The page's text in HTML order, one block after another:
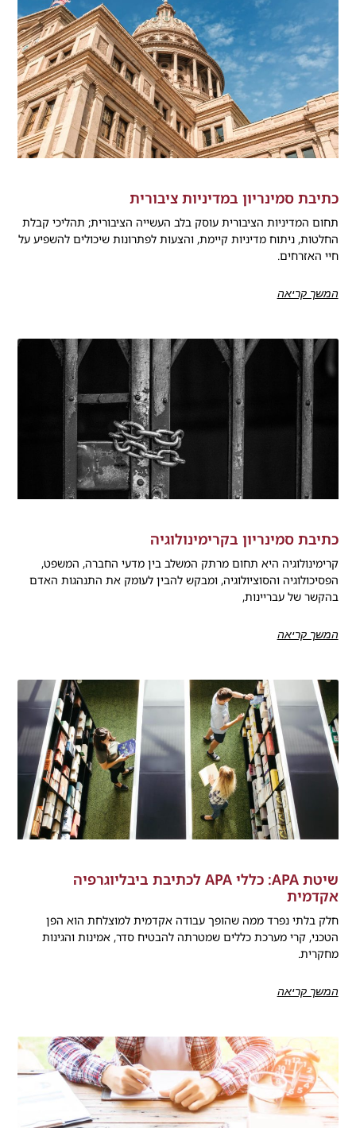
כתיבת סמינריון במדיניות ציבורית
תחום המדיניות הציבורית עוסק בלב העשייה הציבורית; תהליכי קבלת
החלטות, ניתוח מדיניות קיימת, והצעות לפתרונות שיכולים להשפיע על
חיי האזרחים.
המשך קריאה
כתיבת סמינריון בקרימינולוגיה
קרימינולוגיה היא תחום מרתק המשלב בין מדעי החברה, המשפט,
הפסיכולוגיה והסוציולוגיה, ומבקש להבין לעומק את התנהגות האדם
בהקשר של עבריינות,
המשך קריאה
שיטת APA: כללי APA לכתיבת ביבליוגרפיה
אקדמית
חלק בלתי נפרד ממה שהופך עבודה אקדמית למוצלחת הוא הפן
הטכני, קרי מערכת כללים שמטרתה להבטיח סדר, אמינות והגינות
מחקרית.
המשך קריאה